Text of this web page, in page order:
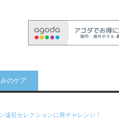
のケア
征セレクションに再チャレンジ！